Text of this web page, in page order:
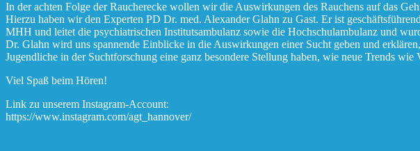
In der achten Folge der Raucherecke wollen wir die Auswirkungen des Rauchens auf das
Hierzu haben wir den Experten PD Dr. med. Alexander Glahn zu Gast. Er ist
MHH und leitet die psychiatrischen Institutsambulanz sowie die Hochschulambulanz und
Dr. Glahn wird uns spannende Einblicke in die Auswirkungen einer Sucht geben und
Jugendliche in der Suchtforschung eine ganz besondere Stellung haben, wie neue Trends
Viel Spaß beim Hören!
Link zu unserem Instagram-Account:
https://www.instagram.com/agt_hannover/